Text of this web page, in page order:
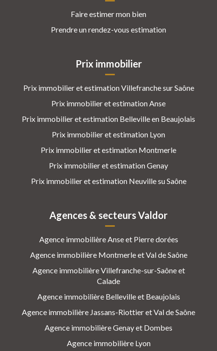
Faire estimer mon bien
Prendre un rendez-vous estimation
Prix immobilier
Prix immobilier et estimation Villefranche sur Saône
Prix immobilier et estimation Anse
Prix immobilier et estimation Belleville en Beaujolais
Prix immobilier et estimation Lyon
Prix immobilier et estimation Montmerle
Prix immobilier et estimation Genay
Prix immobilier et estimation Neuville su Saône
Agences & secteurs Valdor
Agence immobilière Anse et Pierre dorées
Agence immobilière Montmerle et Val de Saône
Agence immobilière Villefranche-sur-Saône et
Calade
Agence immobilière Belleville et Beaujolais
Agence immobilière Jassans-Riottier et Val de Saône
Agence immobilière Genay et Dombes
Agence immobilière Lyon